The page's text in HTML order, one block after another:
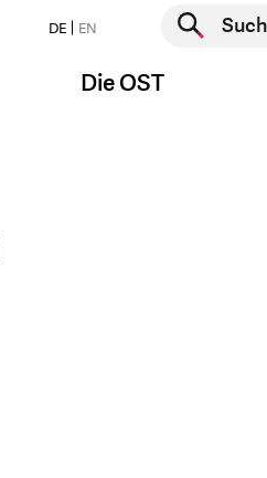
DE EN
Suche starten
Die OST